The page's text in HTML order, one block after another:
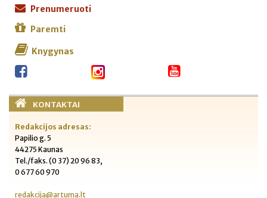
Prenumeruoti
Paremti
Knygynas
KONTAKTAI
Redakcijos adresas:
Papilio g. 5
44275 Kaunas
Tel./faks. (0 37) 20 96 83,
0 677 60 970
redakcija@artuma.lt